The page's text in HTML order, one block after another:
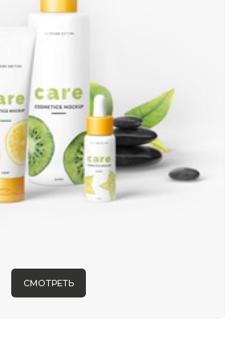
СМОТРЕТЬ